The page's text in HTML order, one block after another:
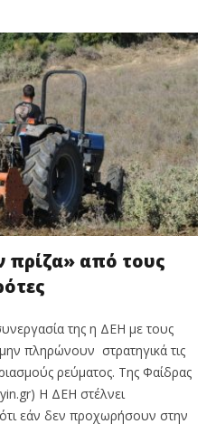
πρίζα» από τους
της η ΔΕΗ με τους
πληρώνουν στρατηγικά τις
ρεύματος. Της Φαίδρας
Η ΔΕΗ στέλνει
εάν δεν προχωρήσουν στην